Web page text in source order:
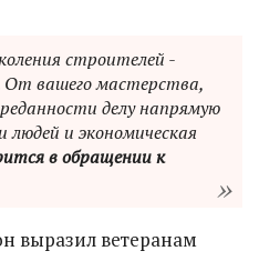
строителей -
От вашего мастерства,
делу напрямую
людей и экономическая
в обращении к
выразил ветеранам